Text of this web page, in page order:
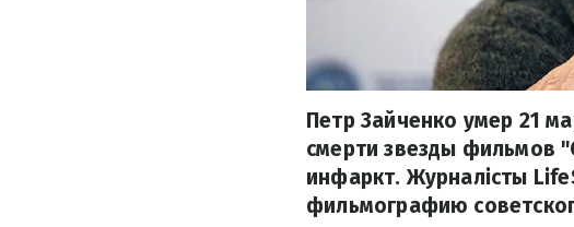
Петр Зайченко умер 21
смерти звезды фильмов
инфаркт. Журналісты
фильмографию